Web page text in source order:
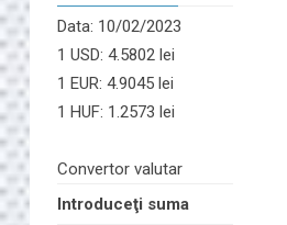
Data: 10/02/2023
1 USD: 4.5802 lei
1 EUR: 4.9045 lei
1 HUF: 1.2573 lei
Convertor valutar
Introduceţi suma